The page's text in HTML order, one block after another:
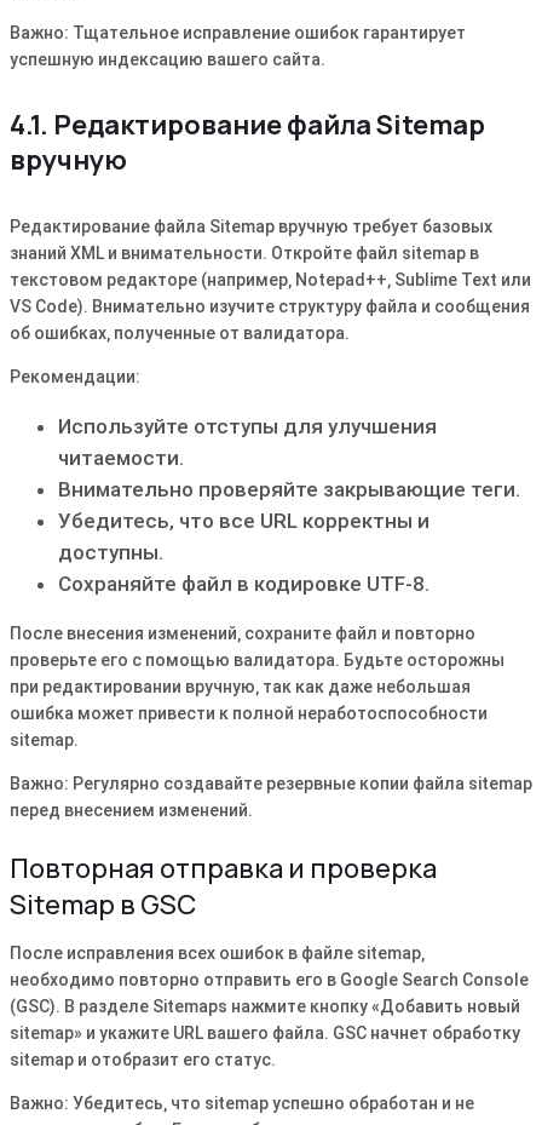
Важно: Тщательное исправление ошибок гарантирует
успешную индексацию вашего сайта.
4.1. Редактирование файла Sitemap
вручную
Редактирование файла Sitemap вручную требует базовых
знаний XML и внимательности. Откройте файл sitemap в
текстовом редакторе (например‚ Notepad++‚ Sublime Text или
VS Code). Внимательно изучите структуру файла и сообщения
об ошибках‚ полученные от валидатора.
Рекомендации:
Используйте отступы для улучшения
читаемости.
Внимательно проверяйте закрывающие теги.
Убедитесь‚ что все URL корректны и
доступны.
Сохраняйте файл в кодировке UTF-8.
После внесения изменений‚ сохраните файл и повторно
проверьте его с помощью валидатора. Будьте осторожны
при редактировании вручную‚ так как даже небольшая
ошибка может привести к полной неработоспособности
sitemap.
Важно: Регулярно создавайте резервные копии файла sitemap
перед внесением изменений.
Повторная отправка и проверка
Sitemap в GSC
После исправления всех ошибок в файле sitemap‚
необходимо повторно отправить его в Google Search Console
(GSC). В разделе Sitemaps нажмите кнопку «Добавить новый
sitemap» и укажите URL вашего файла. GSC начнет обработку
sitemap и отобразит его статус.
Важно: Убедитесь‚ что sitemap успешно обработан и не